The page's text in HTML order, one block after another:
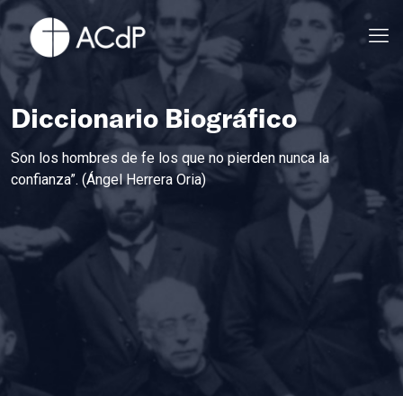
Diccionario Biográfico
Son los hombres de fe los que no pierden nunca la
confianza”. (Ángel Herrera Oria)